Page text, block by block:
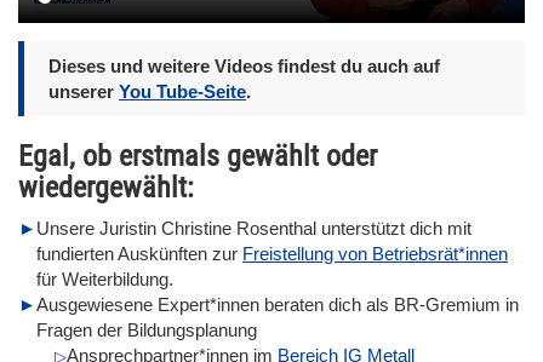
Dieses und weitere Videos findest du auch auf
unserer You Tube-Seite.
Egal, ob erstmals gewählt oder
wiedergewählt:
Unsere Juristin Christine Rosenthal unterstützt dich mit
fundierten Auskünften zur Freistellung von Betriebsrät*innen
für Weiterbildung.
Ausgewiesene Expert*innen beraten dich als BR-Gremium in
Fragen der Bildungsplanung
Ansprechpartner*innen im Bereich IG Metall